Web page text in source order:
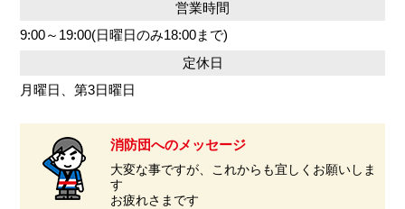
営業時間
9:00～19:00(日曜日のみ18:00まで)
定休日
月曜日、第3日曜日
消防団へのメッセージ
大変な事ですが、これからも宜しくお願いしま
す
お疲れさまです